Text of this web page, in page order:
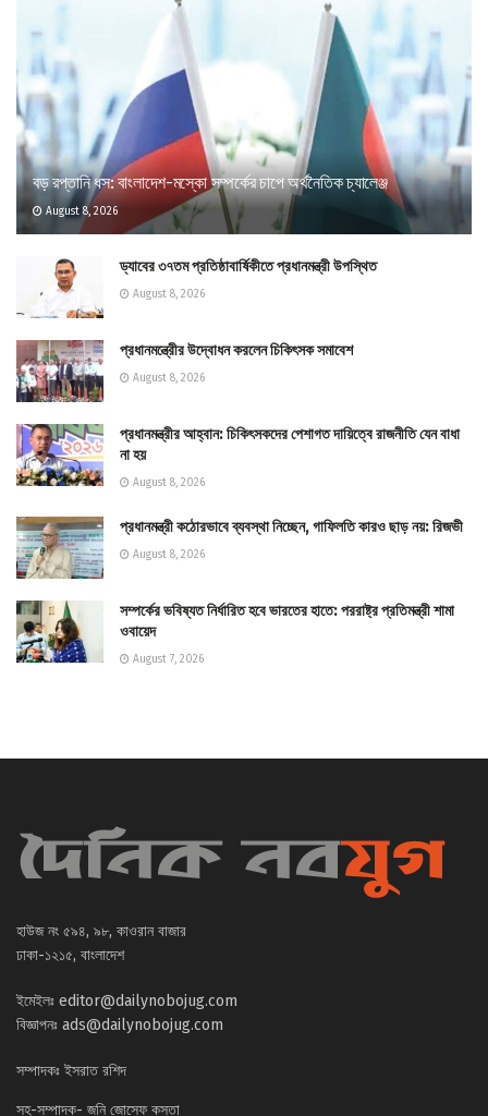
বড় রপ্তানি ধস: বাংলাদেশ-মস্কো সম্পর্কের চাপে অর্থনৈতিক চ্যালেঞ্জ
August 8, 2026
ড্যাবের ৩৭তম প্রতিষ্ঠাবার্ষিকীতে প্রধানমন্ত্রী উপস্থিত
August 8, 2026
প্রধানমন্ত্রীের উদ্বোধন করলেন চিকিৎসক সমাবেশ
August 8, 2026
প্রধানমন্ত্রীর আহ্বান: চিকিৎসকদের পেশাগত দায়িত্বে রাজনীতি যেন বাধা
না হয়
August 8, 2026
প্রধানমন্ত্রী কঠোরভাবে ব্যবস্থা নিচ্ছেন, গাফিলতি কারও ছাড় নয়: রিজভী
August 8, 2026
সম্পর্কের ভবিষ্যত নির্ধারিত হবে ভারতের হাতে: পররাষ্ট্র প্রতিমন্ত্রী শামা
ওবায়েদ
August 7, 2026
হাউজ নং ৫৯৪, ৯৮, কাওরান বাজার
ঢাকা-১২১৫, বাংলাদেশ
ইমেইলঃ editor@dailynobojug.com
বিজ্ঞাপনঃ ads@dailynobojug.com
সম্পাদকঃ ইসরাত রশিদ
সহ-সম্পাদক- জনি জোসেফ কস্তা